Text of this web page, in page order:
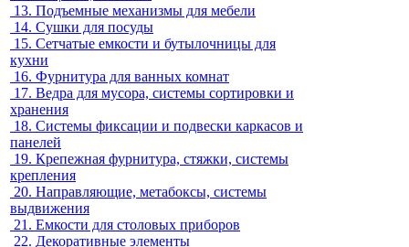
13. Подъемные механизмы для мебели
14. Сушки для посуды
15. Сетчатые емкости и бутылочницы для
кухни
16. Фурнитура для ванных комнат
17. Ведра для мусора, системы сортировки и
хранения
18. Системы фиксации и подвески каркасов и
панелей
19. Крепежная фурнитура, стяжки, системы
крепления
20. Направляющие, метабоксы, системы
выдвижения
21. Емкости для столовых приборов
22. Декоративные элементы